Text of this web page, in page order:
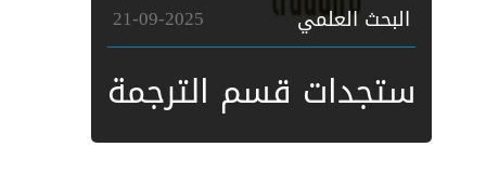
العلمي 21-09-2025
قسم الترجمة